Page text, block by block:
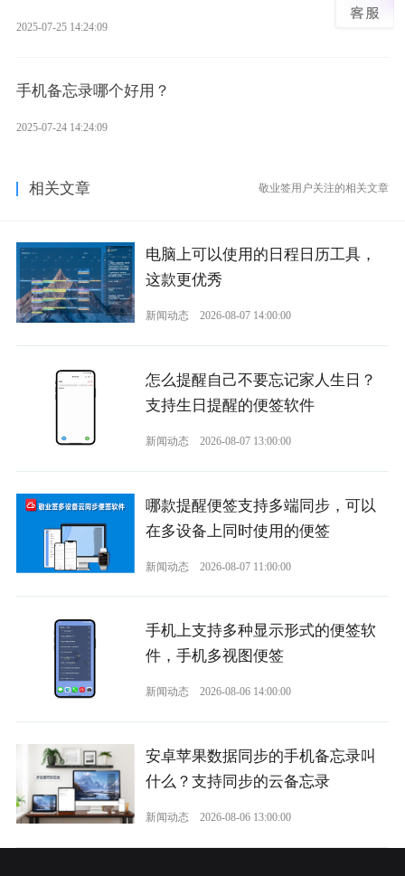
2025-07-25 14:24:09
手机备忘录哪个好用？
2025-07-24 14:24:09
相关文章 敬业签用户关注的相关文章
电脑上可以使用的日程日历工具，
这款更优秀
新闻动态 2026-08-07 14:00:00
怎么提醒自己不要忘记家人生日？
支持生日提醒的便签软件
新闻动态 2026-08-07 13:00:00
哪款提醒便签支持多端同步，可以
在多设备上同时使用的便签
新闻动态 2026-08-07 11:00:00
手机上支持多种显示形式的便签软
件，手机多视图便签
新闻动态 2026-08-06 14:00:00
安卓苹果数据同步的手机备忘录叫
什么？支持同步的云备忘录
新闻动态 2026-08-06 13:00:00